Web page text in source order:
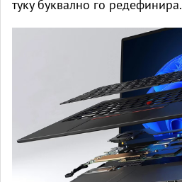
туку буквално го редефинира.